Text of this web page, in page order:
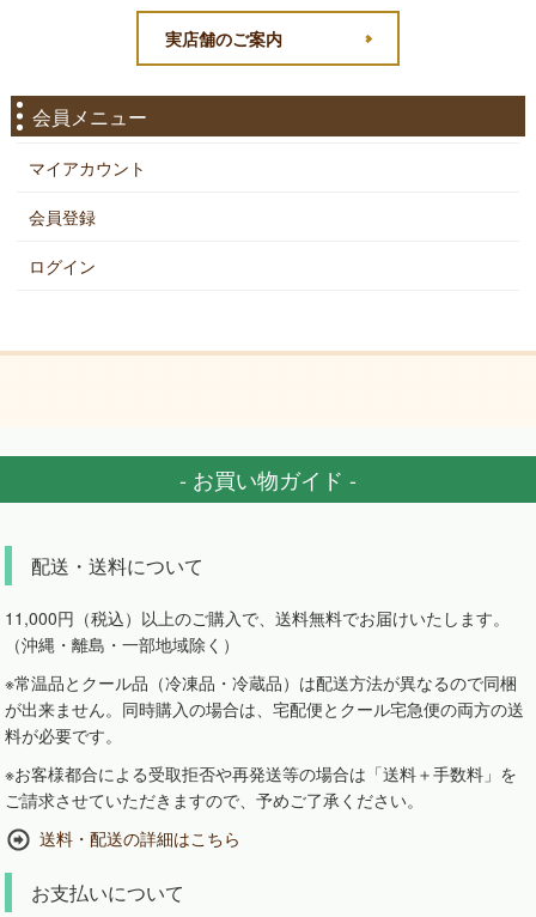
実店舗のご案内
会員メニュー
マイアカウント
会員登録
ログイン
- お買い物ガイド -
配送・送料について
11,000円（税込）以上のご購入で、送料無料でお届けいたします。
（沖縄・離島・一部地域除く）
※常温品とクール品（冷凍品・冷蔵品）は配送方法が異なるので同梱
が出来ません。同時購入の場合は、宅配便とクール宅急便の両方の送
料が必要です。
※お客様都合による受取拒否や再発送等の場合は「送料＋手数料」を
ご請求させていただきますので、予めご了承ください。
送料・配送の詳細はこちら
お支払いについて